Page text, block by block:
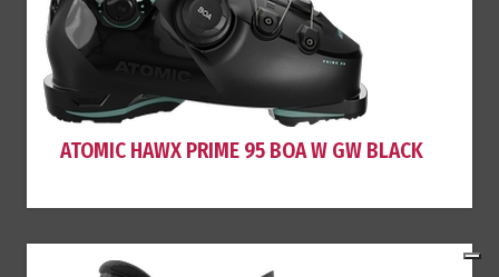
ATOMIC HAWX PRIME 95 BOA W GW BLACK